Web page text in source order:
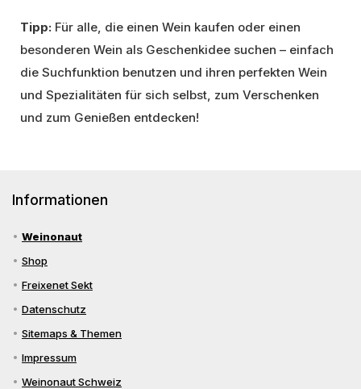
Tipp: Für alle, die einen Wein kaufen oder einen
besonderen Wein als Geschenkidee suchen – einfach
die Suchfunktion benutzen und ihren perfekten Wein
und Spezialitäten für sich selbst, zum Verschenken
und zum Genießen entdecken!
Informationen
Weinonaut
Shop
Freixenet Sekt
Datenschutz
Sitemaps & Themen
Impressum
Weinonaut Schweiz